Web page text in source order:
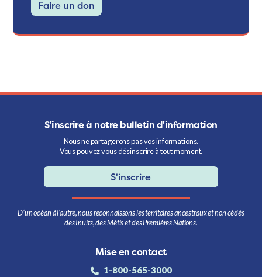
Faire un don
S'inscrire à notre bulletin d'information
Nous ne partagerons pas vos informations.
Vous pouvez vous désinscrire à tout moment.
S'inscrire
D’un océan à l’autre, nous reconnaissons les territoires ancestraux et non cédés
des Inuits, des Métis et des Premières Nations.
Mise en contact
1-800-565-3000